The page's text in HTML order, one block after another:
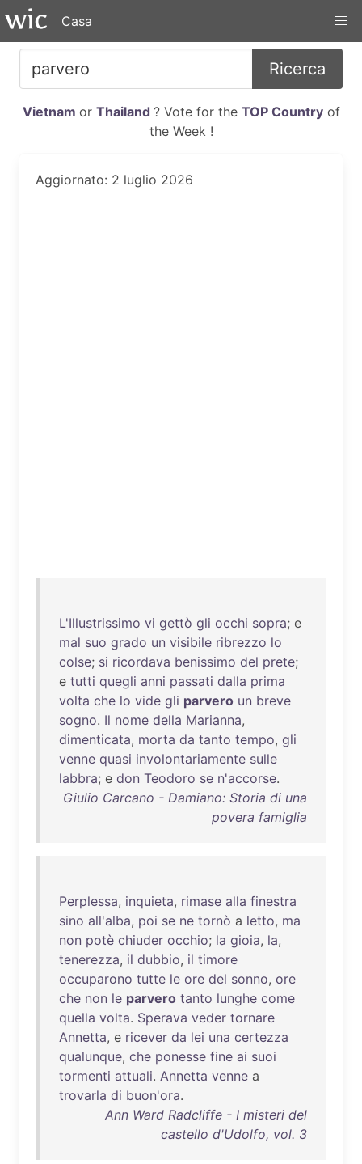
Casa
Ricerca
Vietnam or Thailand ? Vote for the TOP Countryof
the Week !
Aggiornato: 2 luglio 2026
L'Illustrissimo vi gettò gli occhi sopra; e
mal suo grado un visibile ribrezzo lo
colse; si ricordava benissimo del prete;
e tutti quegli anni passati dalla prima
volta che lo vide gli parvero un breve
sogno. Il nome della Marianna,
dimenticata, morta da tanto tempo, gli
venne quasi involontariamente sulle
labbra; e don Teodoro se n'accorse.
Giulio Carcano - Damiano: Storia di una
povera famiglia
Perplessa, inquieta, rimase alla finestra
sino all'alba, poi se ne tornò a letto, ma
non potè chiuder occhio; la gioia, la,
tenerezza, il dubbio, il timore
occuparono tutte le ore del sonno, ore
che non le parvero tanto lunghe come
quella volta. Sperava veder tornare
Annetta, e ricever da lei una certezza
qualunque, che ponesse fine ai suoi
tormenti attuali. Annetta venne a
trovarla di buon'ora.
Ann Ward Radcliffe - I misteri del
castello d'Udolfo, vol. 3